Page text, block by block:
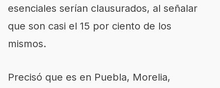
esenciales serían clausurados, al señalar
que son casi el 15 por ciento de los
mismos.
Precisó que es en Puebla, Morelia,